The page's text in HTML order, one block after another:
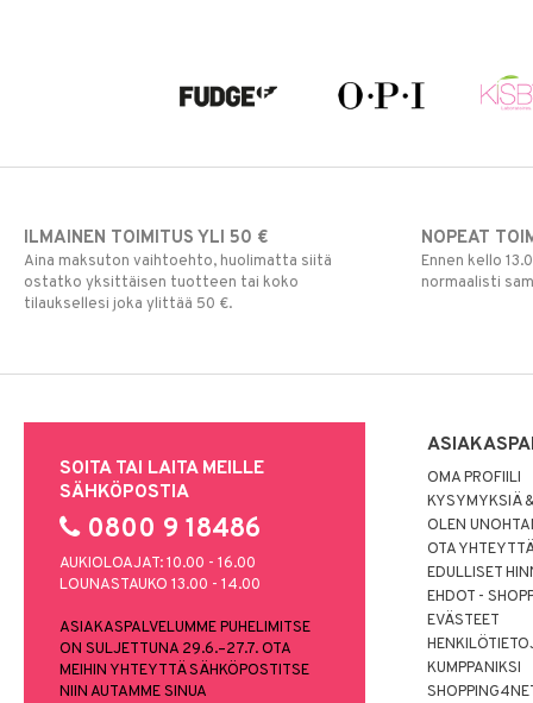
ILMAINEN TOIMITUS YLI 50 €
Aina maksuton vaihtoehto, huolimatta siitä
ostatko yksittäisen tuotteen tai koko
tilauksellesi joka ylittää 50 €.
NOPEAT
Ennen kello
normaalisti
SOITA TAI LAITA MEILLE
SÄHKÖPOSTIA
0800 9 18486
AUKIOLOAJAT: 10.00 - 16.00
LOUNASTAUKO 13.00 - 14.00
ASIAKASPALVELUMME PUHELIMITSE
ON SULJETTUNA 29.6.–27.7. OTA
MEIHIN YHTEYTTÄ SÄHKÖPOSTITSE
NIIN AUTAMME SINUA
OMA PROFIILI
KYSYMYKSIÄ
OLEN
OTA
EDULLISET
EHDOT -
EVÄSTEET
KUMPPANIKSI